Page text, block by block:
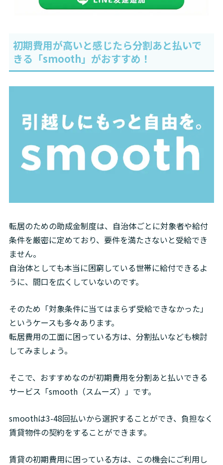
初期費用が高いと感じたら分割あと払いで
きる「smooth」がおすすめ！
転居のための助成金制度は、自治体ごとに対象者や給付
条件を厳密に定めており、要件を満たさないと受給でき
ません。
自治体としても本当に困窮している世帯に給付できるよ
うに、間口を広くしていないのです。
そのため「対象条件に当てはまらず受給できなかった」
というケースも多々あります。
転居費用の工面に困っている方は、分割払いなども検討
してみましょう。
そこで、おすすめなのが初期費用を分割あと払いできる
サービス「smooth（スムーズ）」です。
smoothは3-48回払いから選択することができ、負担なく
賃貸物件の契約をすることができます。
賃貸の初期費用に困っている方は、この機会にご利用し